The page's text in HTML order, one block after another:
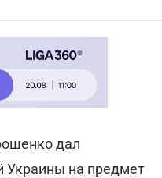
дал
Украины на предмет